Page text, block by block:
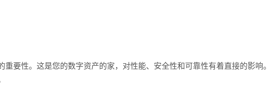
性。这是您的数字资产的家，对性能、安全性和可靠性有着直接的影响